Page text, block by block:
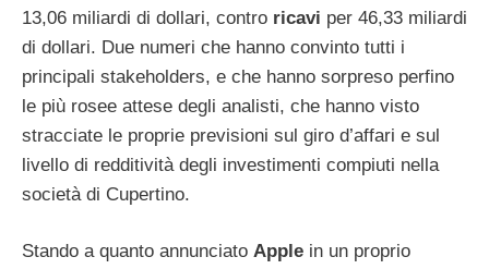
13,06 miliardi di dollari, contro ricavi per 46,33 miliardi
di dollari. Due numeri che hanno convinto tutti i
principali stakeholders, e che hanno sorpreso perfino
le più rosee attese degli analisti, che hanno visto
stracciate le proprie previsioni sul giro d’affari e sul
livello di redditività degli investimenti compiuti nella
società di Cupertino.
Stando a quanto annunciato Apple in un proprio